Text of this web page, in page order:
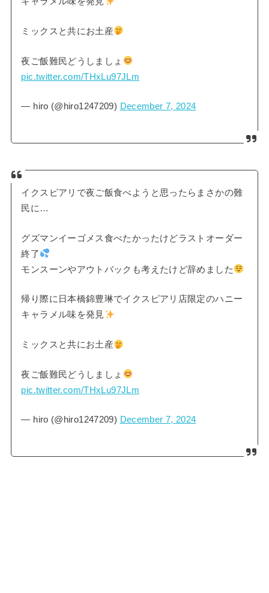
ミックスと共にお土産
夜ご飯難民どうしましょ
pic.twitter.com/THxLu97JLm
— hiro (@hiro1247209) December 7, 2024
イクスピアリで夜ご飯食べようと思ったらまさかの難
民に…
グズマンイーゴメス食べたかったけどラストオーダー
終了
モンスーンやアウトバックも考えたけど辞めました
帰り際に日本橋錦豊琳でイクスピアリ店限定のハニー
キャラメル味を発見
ミックスと共にお土産
夜ご飯難民どうしましょ
pic.twitter.com/THxLu97JLm
— hiro (@hiro1247209) December 7, 2024